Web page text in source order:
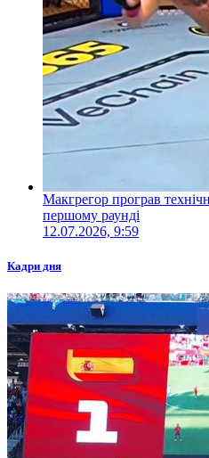
Макгрегор програв
першому раунді
12.07.2026, 9:59
Кадри дня